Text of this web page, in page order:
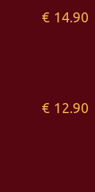
€ 14.90
€ 12.90